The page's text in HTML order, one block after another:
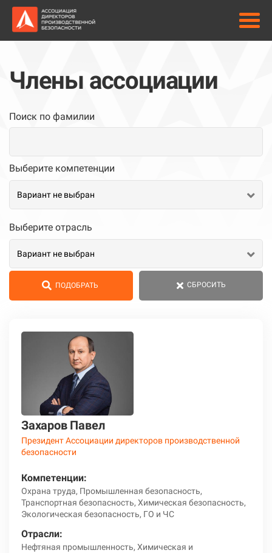
Члены ассоциации
Поиск по фамилии
Выберите компетенции
Вариант не выбран
Выберите отрасль
Вариант не выбран
ПОДОБРАТЬ СБРОСИТЬ
Захаров Павел
Президент Ассоциации директоров производственной
безопасности
Компетенции:
Охрана труда, Промышленная безопасность,
Транспортная безопасность, Химическая безопасность,
Экологическая безопасность, ГО и ЧС
Отрасли:
Нефтяная промышленность, Химическая и